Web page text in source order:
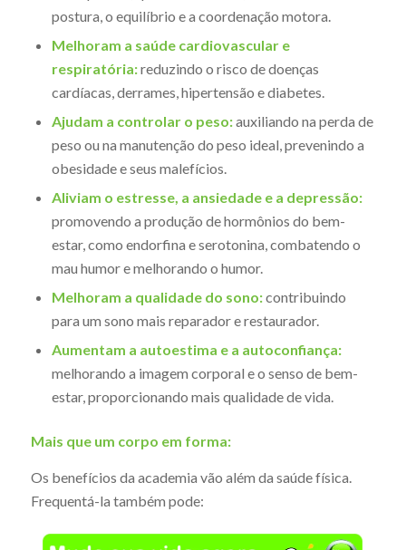
postura, o equilíbrio e a coordenação motora.
Melhoram a saúde cardiovascular e
respiratória:reduzindo o risco de doenças
cardíacas, derrames, hipertensão e diabetes.
Ajudam a controlar o peso:auxiliando na perda de
peso ou na manutenção do peso ideal, prevenindo a
obesidade e seus malefícios.
Aliviam o estresse, a ansiedade e a depressão:
promovendo a produção de hormônios do bem-
estar, como endorfina e serotonina, combatendo o
mau humor e melhorando o humor.
Melhoram a qualidade do sono:contribuindo
para um sono mais reparador e restaurador.
Aumentam a autoestima e a autoconfiança:
melhorando a imagem corporal e o senso de bem-
estar, proporcionando mais qualidade de vida.
Mais que um corpo em forma:
Os benefícios da academia vão além da saúde física.
Frequentá-la também pode: